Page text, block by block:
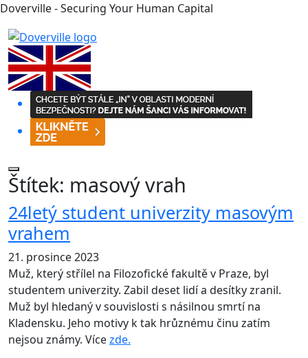
Doverville - Securing Your Human Capital
Štítek: masový vrah
24letý student univerzity masovým
vrahem
21. prosince 2023
Muž, který střílel na Filozofické fakultě v Praze, byl
studentem univerzity. Zabil deset lidí a desítky zranil.
Muž byl hledaný v souvislosti s násilnou smrtí na
Kladensku. Jeho motivy k tak hrůznému činu zatím
nejsou známy. Vícezde.